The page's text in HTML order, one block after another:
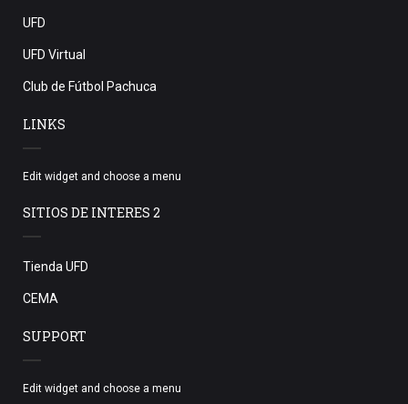
UFD
UFD Virtual
Club de Fútbol Pachuca
LINKS
Edit widget and choose a menu
SITIOS DE INTERES 2
Tienda UFD
CEMA
SUPPORT
Edit widget and choose a menu